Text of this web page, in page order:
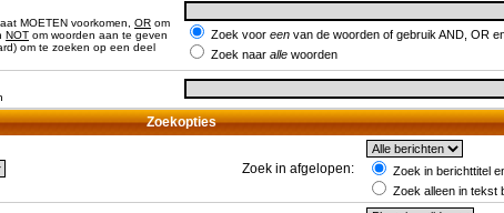
MOETEN voorkomen, OR om
NOT om woorden aan te geven
om te zoeken op een deel
Zoek voor een van de woorden of gebruik AND, OR
Zoek naar alle woorden
Zoekopties
Zoek in afgelopen:
Zoek in berichttitel
Zoek alleen in tekst